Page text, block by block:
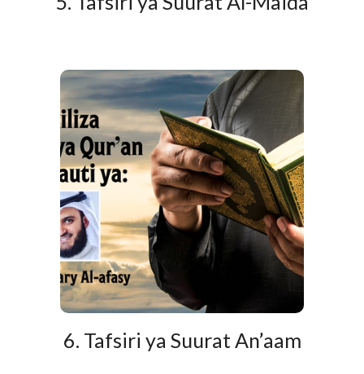
6. Tafsiri ya Suurat An’aam